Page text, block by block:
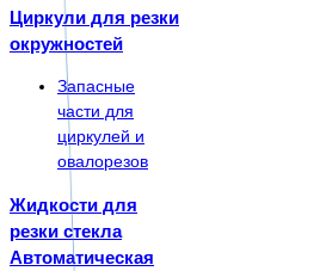
Циркули для резки
окружностей
Запасные
части для
циркулей и
овалорезов
Жидкости для
резки стекла
Автоматическая